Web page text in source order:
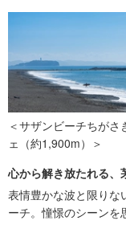
＜サザンビーチちが
ェ（約1,900m）＞
心から解き放たれる、
表情豊かな波と限りな
ーチ。憧憬のシーンを